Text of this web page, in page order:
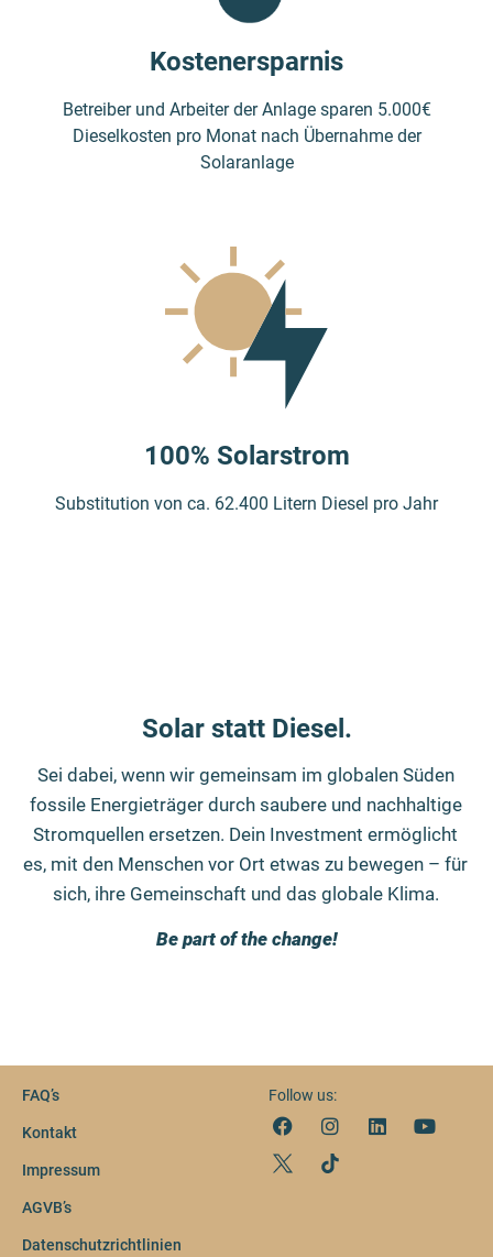
Kostenersparnis
Betreiber und Arbeiter der Anlage sparen 5.000€
Dieselkosten pro Monat nach Übernahme der
Solaranlage
100% Solarstrom
Substitution von ca. 62.400 Litern Diesel pro Jahr
Solar statt Diesel.
Sei dabei, wenn wir gemeinsam im globalen Süden
fossile Energieträger durch saubere und nachhaltige
Stromquellen ersetzen. Dein Investment ermöglicht
es, mit den Menschen vor Ort etwas zu bewegen – für
sich, ihre Gemeinschaft und das globale Klima.
Be part of the change!
FAQ’s
Kontakt
Impressum
AGVB’s
Datenschutzrichtlinien
Follow us: